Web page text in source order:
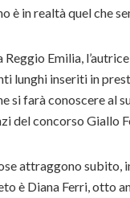
è in realtà quel che
Reggio Emilia,
lunghi inseriti in
si farà conoscere al
del concorso Giallo
attraggono subito,
è Diana Ferri, otto